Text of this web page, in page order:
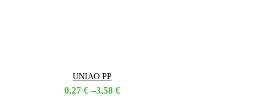
UNIAO PP
0,27 € –3,58 €
Price